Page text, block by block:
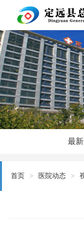
最
首页 > 医院动态 >